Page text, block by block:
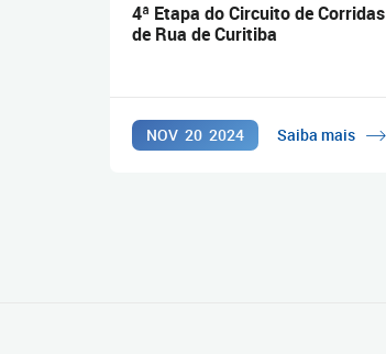
4ª Etapa do Circuito de Corridas
de Rua de Curitiba
NOV 20 2024 Saiba mais